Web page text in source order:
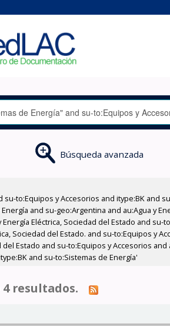
Búsqueda avanzada
to:Equipos y Accesorios and itype:BK and
and su-geo:Argentina and au:Agua y
Eléctrica, Sociedad del Estado and
Sociedad del Estado. and su-to:Equipos y
Estado and su-to:Equipos y Accesorios
and su-to:Sistemas de Energía'
resultados.